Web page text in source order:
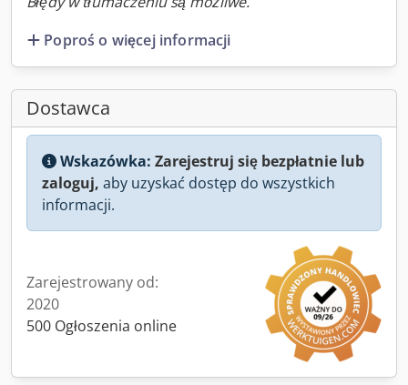
Poproś o więcej informacji
Dostawca
Wskazówka: Zarejestruj się bezpłatnie lub
zaloguj, aby uzyskać dostęp do wszystkich
informacji.
Zarejestrowany od:
2020
500 Ogłoszenia online